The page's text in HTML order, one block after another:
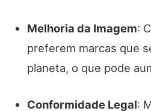
Melhoria da Imagem:
preferem marcas que
planeta, o que pode
Conformidade Legal: